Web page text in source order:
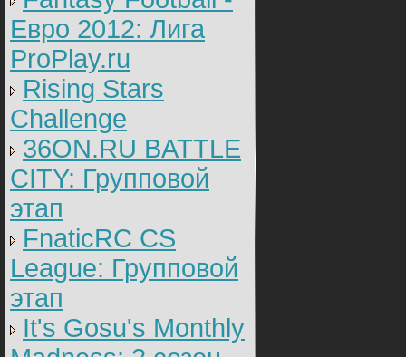
Евро 2012: Лига
ProPlay.ru
Rising Stars
Challenge
36ON.RU BATTLE
CITY: Групповой
этап
FnaticRC CS
League: Групповой
этап
It's Gosu's Monthly